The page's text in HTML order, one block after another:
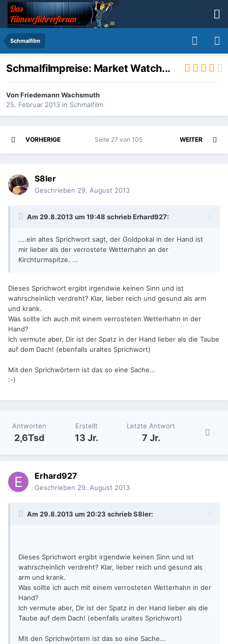
Schmalfilm
Schmalfilmpreise: Market Watch...
VonFriedemann Wachsmuth
25. Februar 2013 in Schmalfilm
VORHERIGE WEITER
Seite 27 von 105
S8ler
Geschrieben 29. August 2013
Am 29.8.2013 um 19:48 schrieb Erhard927:
....ein altes Sprichwort sagt, der Goldpokal in der Hand ist
mir lieber als der verrostete Wetterhahn an der
Kirchturmspitze. ...
Dieses Sprichwort ergibt irgendwie keinen Sinn und ist
wahrscheinlich verdreht? Klar, lieber reich und gesund als arm
und krank.
Was sollte ich auch mit einem verrosteten Wetterhahn in der
Hand?
Ich vermute aber, Dir ist der Spatz in der Hand lieber als die Taube
auf dem Dach! (ebenfalls uraltes Sprichwort)
Mit den Sprichwörtern ist das so eine Sache...
:-)
Antworten
2,6Tsd
Erstellt
13 Jr.
Letzte Antwort
7 Jr.
Erhard927
Geschrieben 29. August 2013
Am 29.8.2013 um 20:23 schrieb S8ler:
Dieses Sprichwort ergibt irgendwie keinen Sinn und ist
wahrscheinlich verdreht? Klar, lieber reich und gesund als
arm und krank.
Was sollte ich auch mit einem verrosteten Wetterhahn in der
Hand?
Ich vermute aber, Dir ist der Spatz in der Hand lieber als die
Taube auf dem Dach! (ebenfalls uraltes Sprichwort)
Mit den Sprichwörtern ist das so eine Sache...